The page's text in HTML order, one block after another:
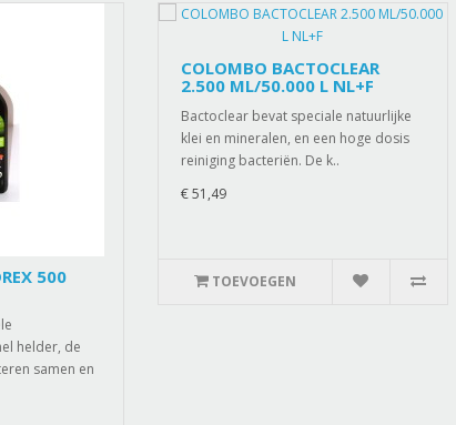
500
helder, de
samen en
COLOMBO BACTOCLEAR
2.500 ML/50.000 L NL+F
Bactoclear bevat speciale natuurlijke
klei en mineralen, en een hoge dosis
reiniging bacteriën. De k..
€ 51,49
TOEVOEGEN